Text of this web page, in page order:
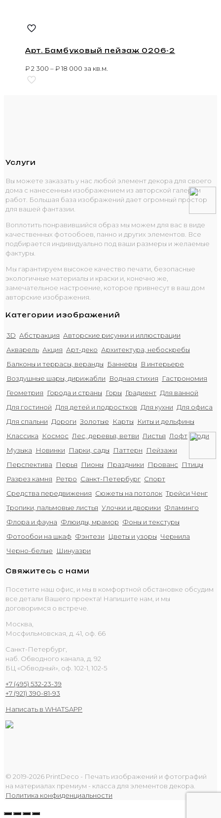
Арт. Бамбуковый пейзаж 0206-2
₽2 300 –₽18 000 за кв.м.
Услуги
Вы можете заказать у нас любой элемент декора для своего
дома с нанесенным изображением из авторской галереи
работ. Большая база изображений дает огромный простор
для вашей фантазии.
Воплотить понравившийся образ мы можем для вас в виде
качественных фотообоев, панно и других элементов. Все
подбирается индивидуально под ваши размеры и желаемые
фактуры.
Мы гарантируем высокое качество печати, безопасные
экологичные материалы и краски и, конечно же,
замечательное настроение, которое привнесут в ваш дом
авторские изображения.
Категории изображений
3D Абстракция Авторские рисунки и иллюстрации
Акварель Акция Арт-деко Архитектура, небоскребы
Балконы и террасы, веранды
Баннеры
В интерьере
Воздушные шары, дирижабли
Водная стихия
Гастрономия
Геометрия
Города и страны Горы Градиент Для ванной
Для гостиной Для детей и подростков Для кухни Для офиса
Для спальни Дороги Золотые Карты
Киты и дельфины
Классика
Космос Лес, деревья, ветви Листья Лофт Люди
Музыка
Новинки Парки, сады Паттерн
Пейзажи
Перспектива
Перья Пионы Праздники Прованс
Птицы
Разрез камня
Ретро Санкт-Петербург Спорт
Средства передвижения Сюжеты на потолок Трейси Ченг
Тропики, пальмовые листья Улочки и дворики Фламинго
Флора и фауна Флюиды, мрамор Фоны и текстуры
Фотообои на шкаф Фэнтези Цветы и узоры Чернила
Черно-белые
Шинуазри
Свяжитесь с нами
Посетите наш офис, и мы в комфортной обстановке обсудим
все детали Вашего проекта! Напишите нам, и мы
договоримся о встрече.
Москва,
Мосфильмовская, д. 41, оф. 66
Санкт-Петербург,
наб. Обводного канала, д. 92
БЦ «Обводный», оф. 102-1, 102-5
+7 (495) 532-23-39
+7 (921) 390-81-93
Написать в WHATSAPP
© 2019-2026 PrintDeco - Печать изображений и фотографий
на материалах премиум - класса для элементов декора.
Политика конфиденциальности